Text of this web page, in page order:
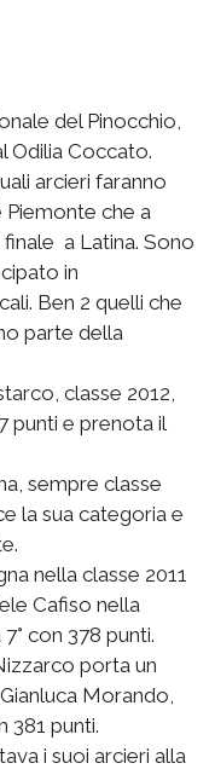
del Pinocchio,
Odilia Coccato.
arcieri faranno
che a
a Latina. Sono
in
Ben 2 quelli che
parte della
classe 2012,
punti e prenota il
sempre classe
la sua categoria e
nella classe 2011
Cafiso nella
con 378 punti.
porta un
Morando,
381 punti.
i suoi arcieri alla